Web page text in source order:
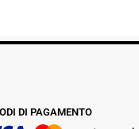
DI PAGAMENTO